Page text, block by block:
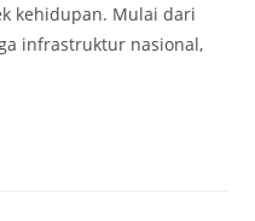
kehidupan. Mulai dari
infrastruktur nasional,